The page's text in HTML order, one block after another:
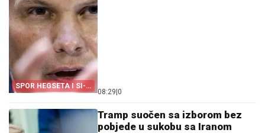
SPOR HEGSETA I SI-
EN-ENA
08:29 0
Tramp suočen sa izborom bez
pobjede u sukobu sa Iranom